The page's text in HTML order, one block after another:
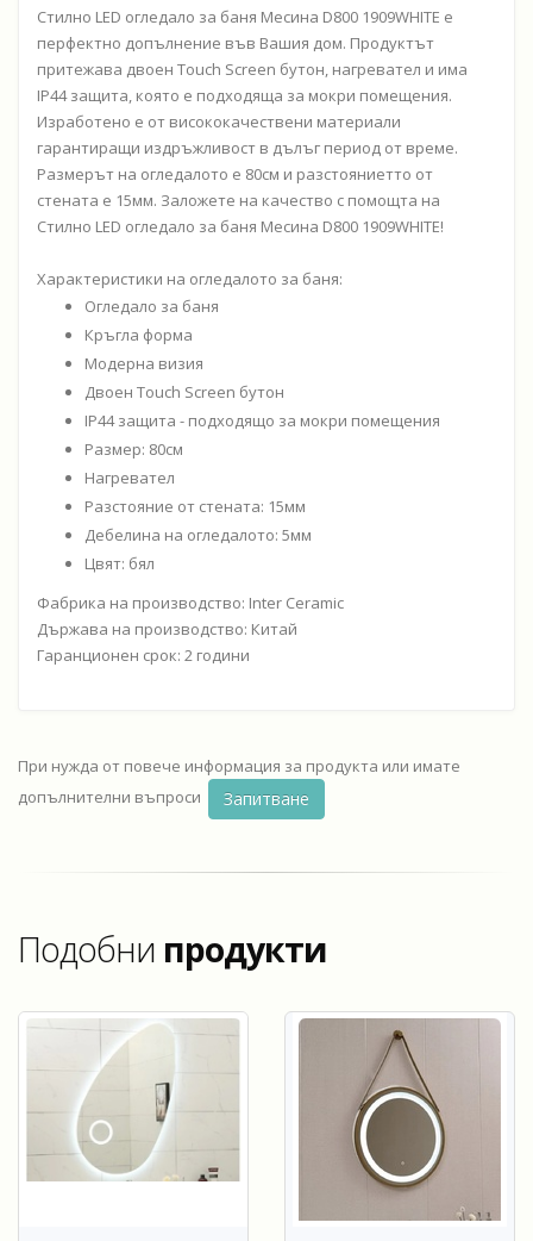
Стилно LED огледало за баня Месина D800 1909WHITE е
перфектно допълнение във Вашия дом. Продуктът
притежава двоен Touch Screen бутон, нагревател и има
IP44 защита, която е подходяща за мокри помещения.
Изработено е от висококачествени материали
гарантиращи издръжливост в дълъг период от време.
Размерът на огледалото е 80см и разстояниетто от
стената е 15мм. Заложете на качество с помощта на
Стилно LED огледало за баня Месина D800 1909WHITE!
Характеристики на огледалото за баня:
Огледало за баня
Кръгла форма
Модерна визия
Двоен Touch Screen бутон
IP44 защита - подходящо за мокри помещения
Размер: 80см
Нагревател
Разстояние от стената: 15мм
Дебелина на огледалото: 5мм
Цвят: бял
Фабрика на производство: Inter Ceramic
Държава на производство: Китай
Гаранционен срок: 2 години
При нужда от повече информация за продукта или имате
допълнителни въпроси
Запитване
Подобни продукти